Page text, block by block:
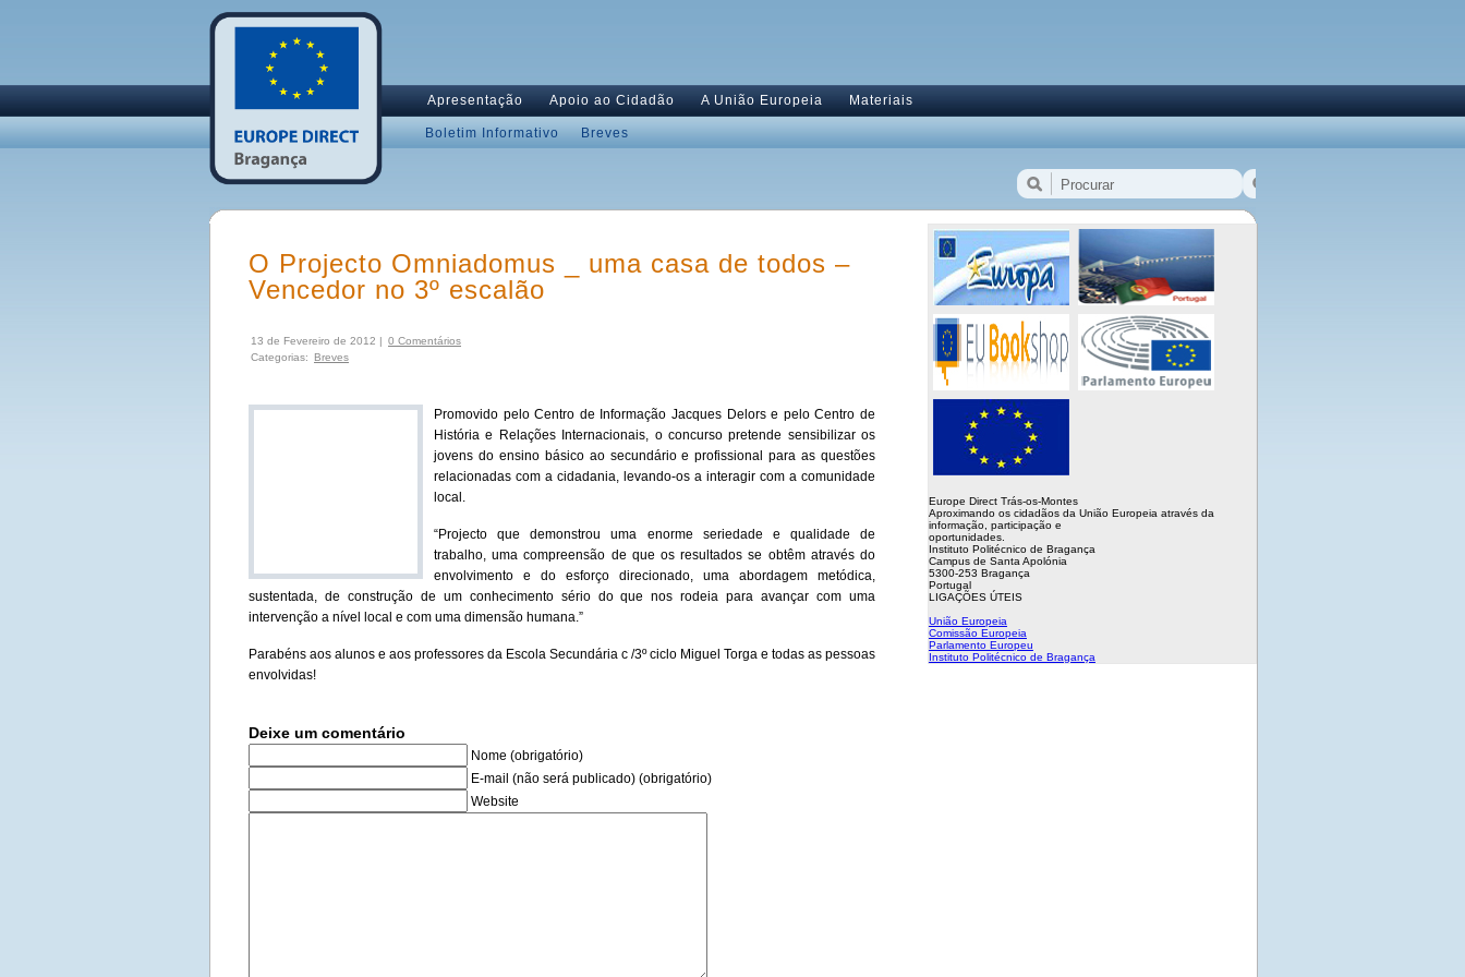
Apresentação Apoio ao Cidadão A União Europeia Materiais
Boletim Informativo Breves
O Projecto Omniadomus _ uma casa de todos –
Vencedor no 3º escalão
13 de Fevereiro de 2012 | 0 Comentários
Categorias:
Breves
Promovido pelo Centro de Informação Jacques Delors e pelo Centro de
História e Relações Internacionais, o concurso pretende sensibilizar os
jovens do ensino básico ao secundário e profissional para as questões
relacionadas com a cidadania, levando-os a interagir com a comunidade
local.
“Projecto que demonstrou uma enorme seriedade e qualidade de
trabalho, uma compreensão de que os resultados se obtêm através do
envolvimento e do esforço direcionado, uma abordagem metódica,
sustentada, de construção de um conhecimento sério do que nos rodeia para avançar com uma
intervenção a nível local e com uma dimensão humana.”
Parabéns aos alunos e aos professores da Escola Secundária c /3º ciclo Miguel Torga e todas as pessoas
envolvidas!
Deixe um comentário
Nome (obrigatório)
E-mail (não será publicado) (obrigatório)
Website
Europe Direct Trás-os-Montes
Aproximando os cidadãos da União Europeia através da
informação, participação e
oportunidades.
Instituto Politécnico de Bragança
Campus de Santa Apolónia
5300-253 Bragança
Portugal
LIGAÇÕES ÚTEIS
União Europeia
Comissão Europeia
Parlamento Europeu
Instituto Politécnico de Bragança